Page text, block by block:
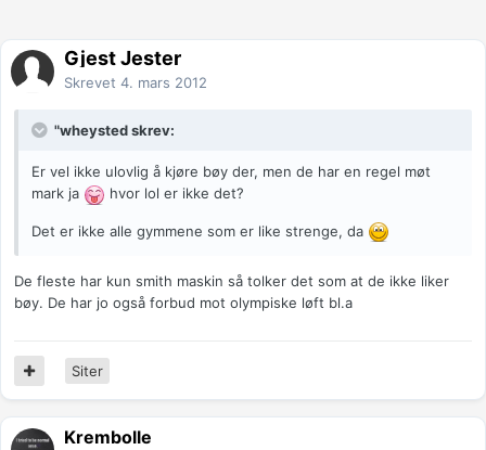
Gjest Jester
Skrevet 4. mars 2012
"wheysted skrev:
Er vel ikke ulovlig å kjøre bøy der, men de har en regel møt
mark ja
hvor lol er ikke det?
Det er ikke alle gymmene som er like strenge, da
De fleste har kun smith maskin så tolker det som at de ikke liker
bøy. De har jo også forbud mot olympiske løft bl.a
Siter
Krembolle